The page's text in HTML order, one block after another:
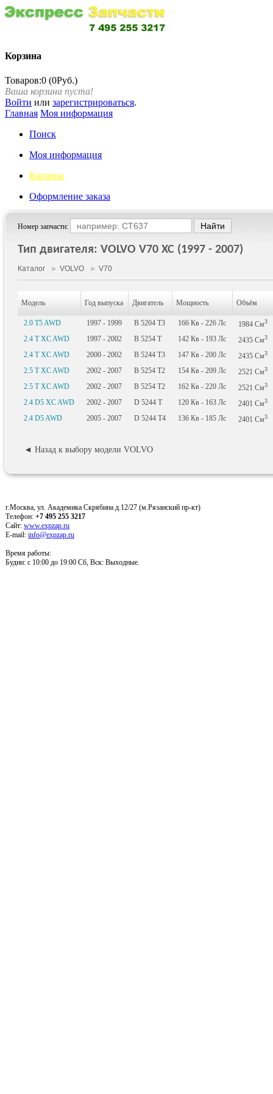
Корзина
Товаров:0 (0Руб.)
Ваша корзина пуста!
Войти или зарегистрироваться.
Главная Моя информация
Поиск
Моя информация
Корзина
Оформление заказа
Номер запчасти:
Тип двигателя: VOLVO V70 XC (1997 - 2007)
Каталог ► VOLVO ► V70
Модель Год выпуска Двигатель Мощность Объём
2.0 T5 AWD 1997 - 1999 B 5204 T3 166 Кв - 226 Лс 1984 См3
2.4 T XC AWD 1997 - 2002 B 5254 T 142 Кв - 193 Лс 2435 См3
2.4 T XC AWD 2000 - 2002 B 5244 T3 147 Кв - 200 Лс 2435 См3
2.5 T XC AWD 2002 - 2007 B 5254 T2 154 Кв - 209 Лс 2521 См3
2.5 T XC AWD 2002 - 2007 B 5254 T2 162 Кв - 220 Лс 2521 См3
2.4 D5 XC AWD 2002 - 2007 D 5244 T 120 Кв - 163 Лс 2401 См3
2.4 D5 AWD 2005 - 2007 D 5244 T4 136 Кв - 185 Лс 2401 См3
◄ Назад к выбору модели VOLVO
г.Москва, ул. Академика Скрябина д.12/27 (м.Рязанский пр-кт)
Телефон: +7 495 255 3217
Сайт: www.expzap.ru
E-mail: info@expzap.ru
Время работы:
Будни: c 10:00 до 19:00 Сб, Вск: Выходные.